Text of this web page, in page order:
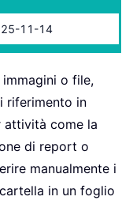
11-14
o file,
riferimento in
attività come la
di report o
manualmente i
in un foglio